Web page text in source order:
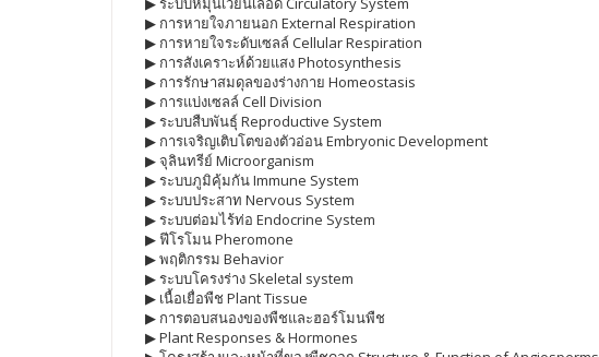
▶ การหายใจภายนอก External Respiration
▶ การหายใจระดับเซลล์ Cellular Respiration
▶ การสังเคราะห์ด้วยแสง Photosynthesis
▶ การรักษาสมดุลของร่างกาย Homeostasis
▶ การแบ่งเซลล์ Cell Division
▶ ระบบสืบพันธุ์ Reproductive System
▶ การเจริญเติบโตของตัวอ่อน Embryonic Development
▶ จุลินทรีย์ Microorganism
▶ ระบบภูมิคุ้มกัน Immune System
▶ ระบบประสาท Nervous System
▶ ระบบต่อมไร้ท่อ Endocrine System
▶ ฟีโรโมน Pheromone
▶ พฤติกรรม Behavior
▶ ระบบโครงร่าง Skeletal system
▶ เนื้อเยื่อพืช Plant Tissue
▶ การตอบสนองของพืชและฮอร์โมนพืช
▶ Plant Responses & Hormones